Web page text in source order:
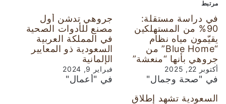
مرتبط
في دراسة مستقلة:
90% من المستهلكين
يقيّمون مياه نظام
“Blue Home” من
جروهي بأنها “منعشة”
أكتوبر 22, 2025
في "صحة وجمال"
جروهي تدشن أول
مصنع للأدوات الصحية
في المملكة العربية
السعودية ذو المعايير
الإلمانية
فبراير 9, 2024
في "أعمال"
السعودية تشهد إطلاق